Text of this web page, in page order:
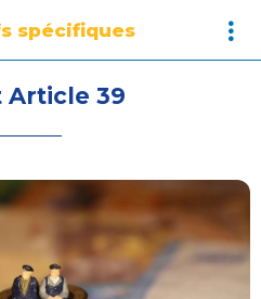
spécifiques
Article 39